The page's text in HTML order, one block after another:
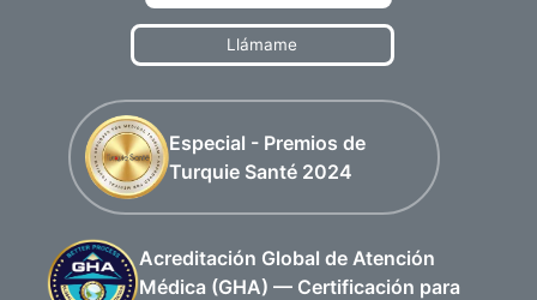
Llámame
Especial - Premios de
Turquie Santé 2024
Acreditación Global de Atención
Médica (GHA) — Certificación para